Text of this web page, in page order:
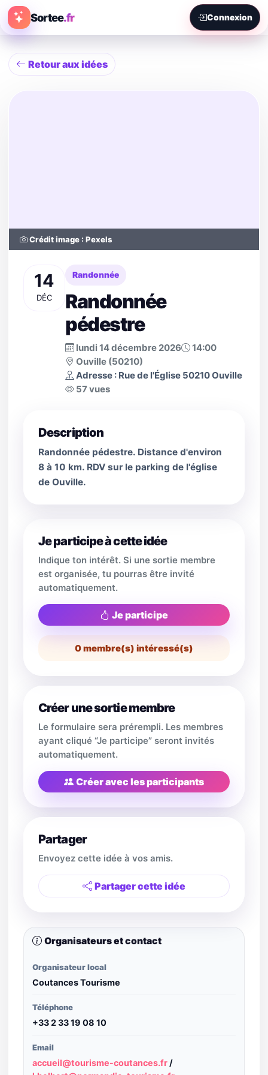
Sortee.fr Connexion
Retour aux idées
Crédit image : Pexels
14
DÉC
Randonnée
Randonnée
pédestre
lundi 14 décembre 2026
14:00
Ouville (50210)
Adresse : Rue de l'Église 50210 Ouville
57 vues
Description
Randonnée pédestre. Distance d'environ
8 à 10 km. RDV sur le parking de l'église
de Ouville.
Je participe à cette idée
Indique ton intérêt. Si une sortie membre
est organisée, tu pourras être invité
automatiquement.
Je participe
0membre(s) intéressé(s)
Créer une sortie membre
Le formulaire sera prérempli. Les membres
ayant cliqué “Je participe” seront invités
automatiquement.
Créer avec les participants
Partager
Envoyez cette idée à vos amis.
Partager cette idée
Organisateurs et contact
Organisateur local
Coutances Tourisme
Téléphone
+33 2 33 19 08 10
Email
accueil@tourisme-coutances.fr /